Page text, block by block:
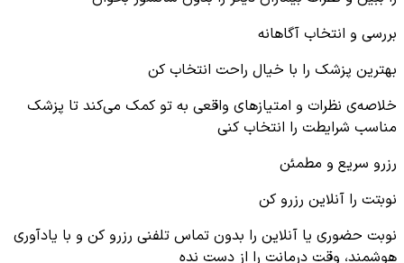
بررسی و انتخاب آگاهانه
بهترین پزشک را با خیال راحت انتخاب کن
خلاصه‌ی نظرات و امتیازهای واقعی به تو کمک می‌کند تا پزشک
مناسب شرایطت را انتخاب کنی
رزرو سریع و مطمئن
نوبتت را آنلاین رزرو کن
نوبت حضوری یا آنلاین را بدون تماس تلفنی رزرو کن و با یادآوری
هوشمند، وقت درمانت را از دست نده